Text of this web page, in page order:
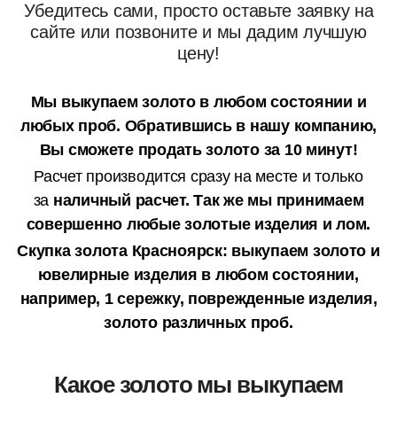
Убедитесь сами, просто оставьте заявку на
сайте или позвоните и мы дадим лучшую
цену!
Мы выкупаем золото в любом состоянии и
любых проб. Обратившись в нашу компанию,
Вы сможете продать золото за 10 минут!
Расчет производится сразу на месте и только
за наличный расчет. Так же мы принимаем
совершенно любые золотые изделия и лом.
Скупка золота Красноярск: выкупаем золото и
ювелирные изделия в любом состоянии,
например, 1 сережку, поврежденные изделия,
золото различных проб.
Какое золото мы выкупаем